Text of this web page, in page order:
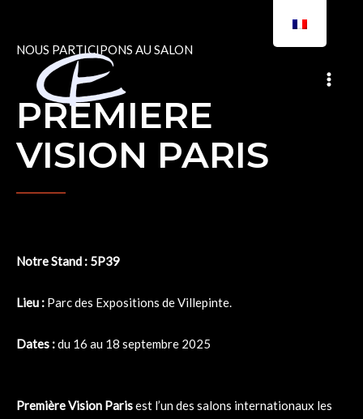
contenu
NOUS PARTICIPONS AU SALON
PREMIERE
VISION PARIS
Notre Stand : 5P39
Lieu : Parc des Expositions de Villepinte.
Dates :du 16 au 18 septembre 2025
Première Vision Parisest l’un des salons internationaux les